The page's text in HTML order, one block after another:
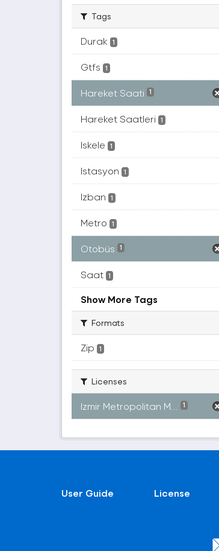
Tags
Durak 1
Gtfs 1
Hareket Saati 1
Hareket Saatleri 1
Iskele 1
Istasyon 1
Izban 1
Metro 1
Otobüs 1
Saat 1
Show More Tags
Formats
Zip 1
Licenses
Izmir Metropolitan M... 1
User Guide License